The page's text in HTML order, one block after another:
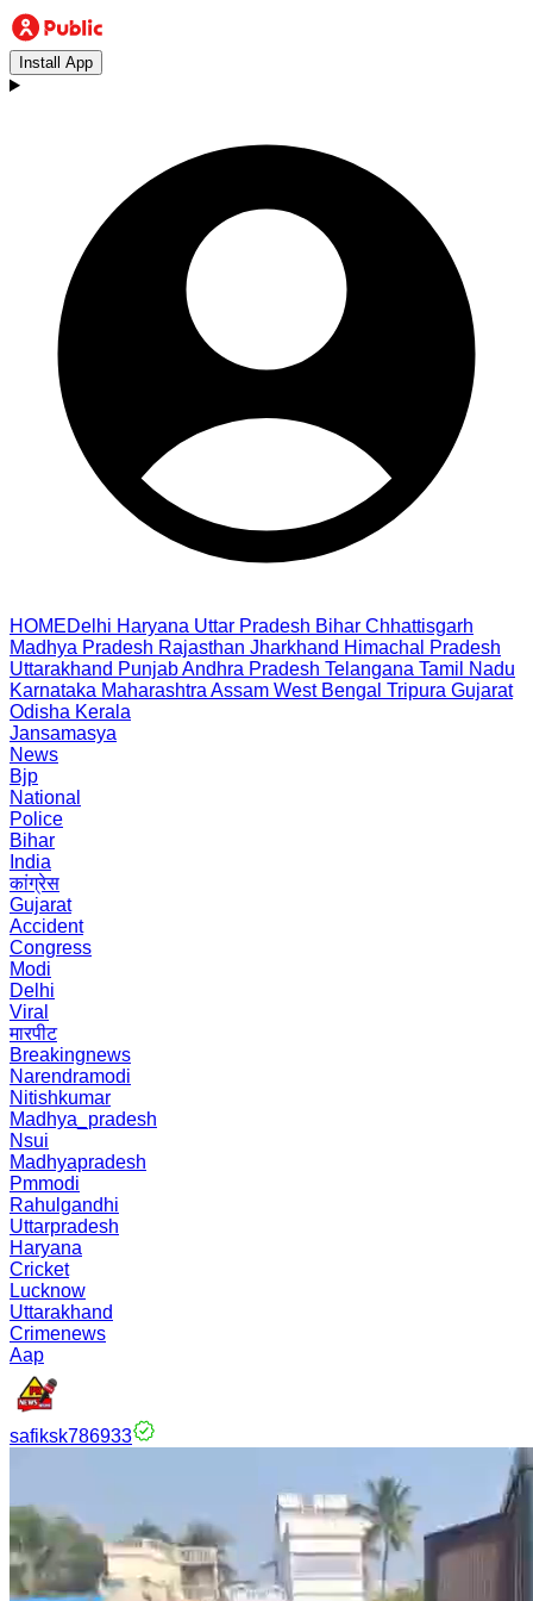
Install App
HOMEDelhi Haryana Uttar Pradesh Bihar Chhattisgarh
Madhya Pradesh Rajasthan Jharkhand Himachal Pradesh
Uttarakhand PunjabAndhra Pradesh Telangana Tamil Nadu
Karnataka Maharashtra Assam West Bengal Tripura Gujarat
Odisha Kerala
Jansamasya
News
Bjp
National
Police
Bihar
India
कांग्रेस
Gujarat
Accident
Congress
Modi
Delhi
Viral
मारपीट
Breakingnews
Narendramodi
Nitishkumar
Madhya_pradesh
Nsui
Madhyapradesh
Pmmodi
Rahulgandhi
Uttarpradesh
Haryana
Cricket
Lucknow
Uttarakhand
Crimenews
Aap
safiksk786933